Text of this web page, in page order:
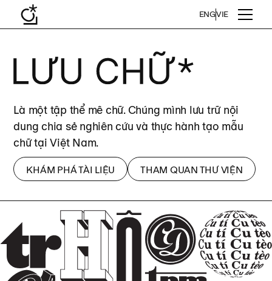
ENGVIE
Là một tập thể mê chữ. Chúng mình lưu trữ nội
dung chia sẻ nghiên cứu và thực hành tạo mẫu
chữ tại Việt Nam.
KHÁM PHÁ TÀI LIỆU THAM QUAN THƯ VIỆN